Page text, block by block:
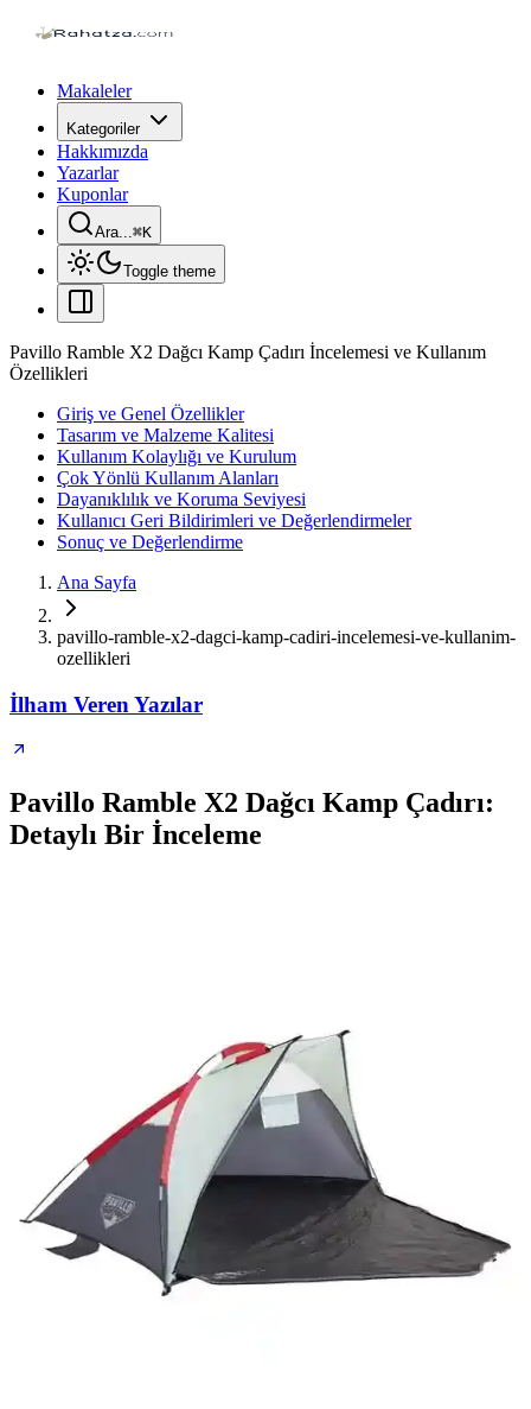
Makaleler
Kategoriler
Hakkımızda
Yazarlar
Kuponlar
Ara...⌘K
Toggle theme
Pavillo Ramble X2 Dağcı Kamp Çadırı İncelemesi ve Kullanım
Özellikleri
Giriş ve Genel Özellikler
Tasarım ve Malzeme Kalitesi
Kullanım Kolaylığı ve Kurulum
Çok Yönlü Kullanım Alanları
Dayanıklılık ve Koruma Seviyesi
Kullanıcı Geri Bildirimleri ve Değerlendirmeler
Sonuç ve Değerlendirme
Ana Sayfa
pavillo-ramble-x2-dagci-kamp-cadiri-incelemesi-ve-kullanim-
ozellikleri
İlham Veren Yazılar
Pavillo Ramble X2 Dağcı Kamp Çadırı:
Detaylı Bir İnceleme